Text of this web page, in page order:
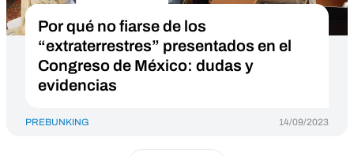
Por qué no fiarse de los
“extraterrestres” presentados en el
Congreso de México: dudas y
evidencias
PREBUNKING 14/09/2023